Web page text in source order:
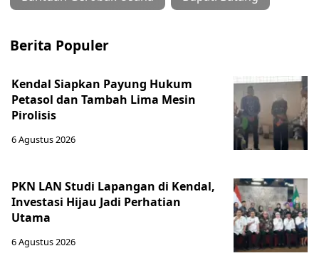
Berita Populer
Kendal Siapkan Payung Hukum
Petasol dan Tambah Lima Mesin
Pirolisis
6 Agustus 2026
PKN LAN Studi Lapangan di Kendal,
Investasi Hijau Jadi Perhatian
Utama
6 Agustus 2026